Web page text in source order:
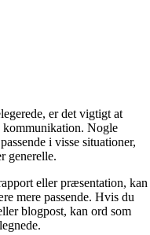
er det vigtigt at
kommunikation. Nogle
i visse situationer,
generelle.
eller præsentation, kan
mere passende. Hvis du
blogpost, kan ord som